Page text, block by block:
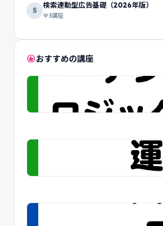
recommendおすすめの講座
5
検索連動型広告基礎（2026年版）
全3講座